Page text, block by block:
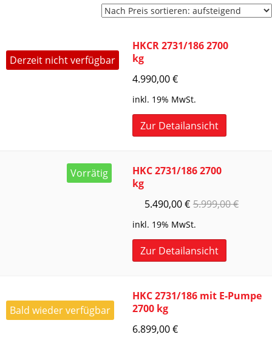
sortiert:
Derzeit nicht verfügbar
HKCR 2731/186 2700
kg
4.990,00€
inkl. 19% MwSt.
Zur Detailansicht
Vorrätig
HKC 2731/186 2700
kg
5.490,00€ 5.999,00€
inkl. 19% MwSt.
Zur Detailansicht
Bald wieder verfügbar
HKC 2731/186 mit E-Pumpe
2700 kg
6.899,00€